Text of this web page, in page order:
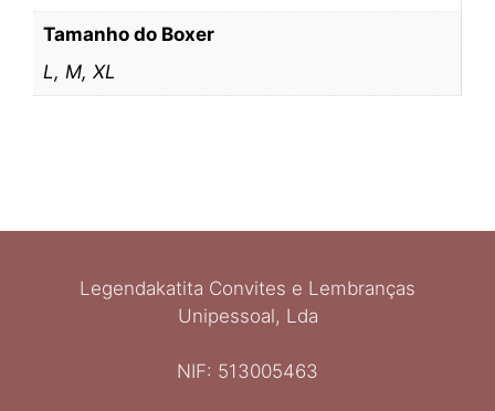
Tamanho do Boxer
L, M, XL
Legendakatita Convites e Lembranças
Unipessoal, Lda
NIF: 513005463